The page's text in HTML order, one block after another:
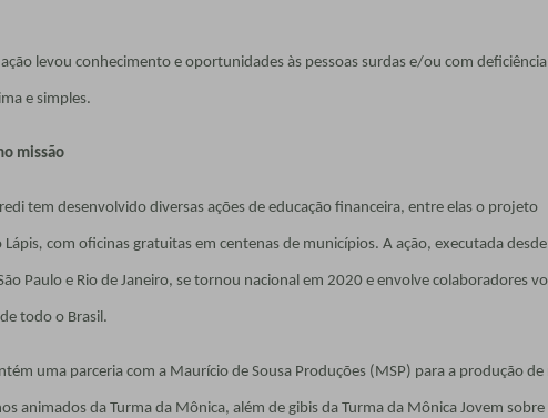
levou conhecimento e oportunidades às pessoas surdas e/ou com
e simples.
missão
tem desenvolvido diversas ações de educação financeira, entre elas o projeto
Lápis, com oficinas gratuitas em centenas de municípios. A ação, executada
Paulo e Rio de Janeiro, se tornou nacional em 2020 e envolve colaboradores
todo o Brasil.
uma parceria com a Maurício de Sousa Produções (MSP) para a produção de
animados da Turma da Mônica, além de gibis da Turma da Mônica Jovem sobre